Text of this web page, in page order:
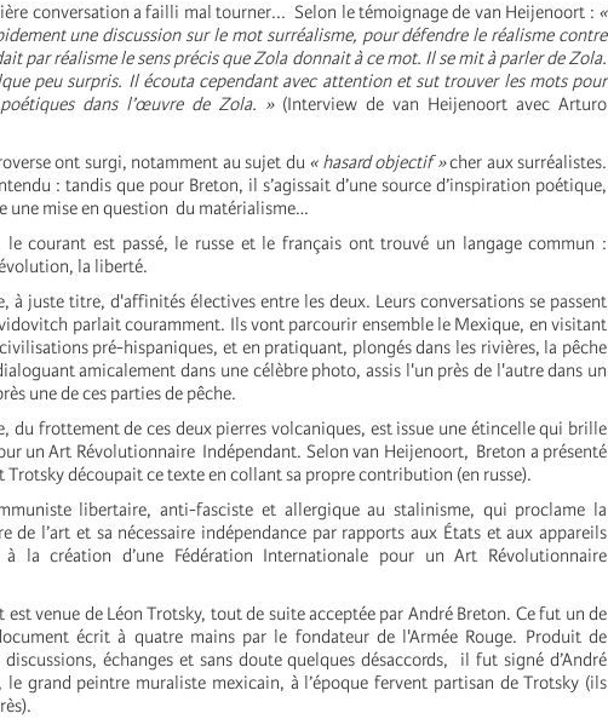
conversation a failli mal tourner... Selon le témoignage de van Heijenoort : «
une discussion sur le mot surréalisme, pour défendre le réalisme contre
par réalisme le sens précis que Zola donnait à ce mot. Il se mit à parler de Zola.
peu surpris. Il écouta cependant avec attention et sut trouver les mots pour
dans l’œuvre de Zola. »(Interview de van Heijenoort avec Arturo
ont surgi, notamment au sujet du « hasard objectif »cher aux surréalistes.
: tandis que pour Breton, il s’agissait d’une source d’inspiration poétique,
une mise en question du matérialisme…
est passé, le russe et le français ont trouvé un langage commun :
la liberté.
à juste titre, d'affinités électives entre les deux. Leurs conversations se passent
parlait couramment. Ils vont parcourir ensemble le Mexique, en visitant
pré-hispaniques, et en pratiquant, plongés dans les rivières, la pêche
amicalement dans une célèbre photo, assis l'un près de l'autre dans un
une de ces parties de pêche.
frottement de ces deux pierres volcaniques, est issue une étincelle qui brille
un Art Révolutionnaire Indépendant. Selon van Heijenoort, Breton a présenté
Trotsky découpait ce texte en collant sa propre contribution (en russe).
libertaire, anti-fasciste et allergique au stalinisme, qui proclame la
de l’art et sa nécessaire indépendance par rapports aux États et aux appareils
la création d’une Fédération Internationale pour un Art Révolutionnaire
venue de Léon Trotsky, tout de suite acceptée par André Breton. Ce fut un de
écrit à quatre mains par le fondateur de l'Armée Rouge. Produit de
échanges et sans doute quelques désaccords, il fut signé d’André
le grand peintre muraliste mexicain, à l’époque fervent partisan de Trotsky (ils